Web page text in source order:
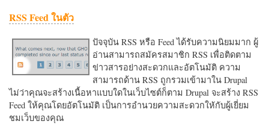
RSS Feed ในตัว
ปัจจุบัน RSS หรือ Feed ได้รับความนิยมมาก ผู้
อ่านสามารถสมัครสมาชิก RSS เพื่อติดตาม
ข่าวสารอย่างสะดวกและอัตโนมัติ ความ
สามารถด้าน RSS ถูกรวมเข้ามาใน Drupal
ไม่ว่าคุณจะสร้างเนื้อหาแบบใดในเว็บไซต์ก็ตาม Drupal จะสร้าง RSS
Feed ให้คุณโดยอัตโนมัติ เป็นการอำนวยความสะดวกใหักับผู้เยี่ยม
ชมเว็บของคุณ